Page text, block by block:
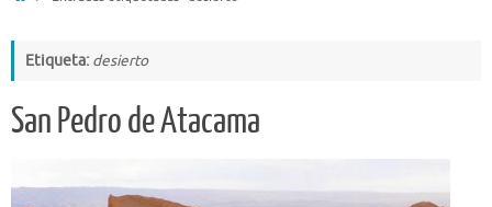
Etiqueta: desierto
San Pedro de Atacama